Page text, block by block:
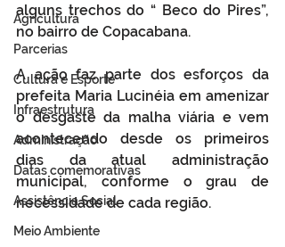
Agricultura
Parcerias
Cultura e Esporte
Infraestrutura
Administração
Datas comemorativas
Assistência Social
Meio Ambiente
alguns trechos do “ Beco do Pires”,
no bairro de Copacabana.
A ação faz parte dos esforços da
prefeita Maria Lucinéia em amenizar
o desgaste da malha viária e vem
acontecendo desde os primeiros
dias da atual administração
municipal, conforme o grau de
necessidade de cada região.